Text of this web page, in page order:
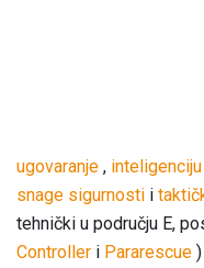
ugovaranje , inteligenciju
snage sigurnosti i
tehnički u području E,
Controller i Pararescue